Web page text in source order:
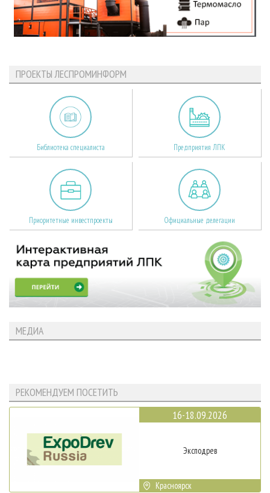
ПРОЕКТЫ ЛЕСПРОМИНФОРМ
Библиотека специалиста Предприятия ЛПК
Приоритетные инвестпроекты Официальные делегации
МЕДИА
РЕКОМЕНДУЕМ ПОСЕТИТЬ
16-18.09.2026
Эксподрев
Красноярск